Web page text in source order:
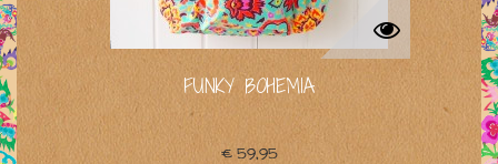
FUNKY BOHEMIA
€ 59,95